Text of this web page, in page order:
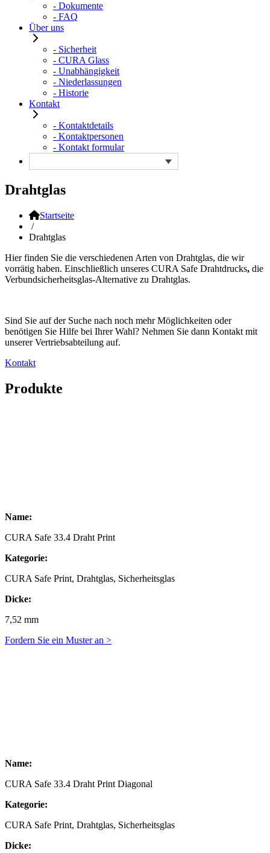
- Dokumente
- FAQ
Über uns
- Sicherheit
- CURA Glass
- Unabhängigkeit
- Niederlassungen
- Historie
Kontakt
- Kontaktdetails
- Kontaktpersonen
- Kontakt formular
Drahtglas
Startseite
/
Drahtglas
Hier finden Sie die verschiedenen Arten von Drahtglas, die wir
vorrätig haben. Einschließlich unseres CURA Safe Drahtdrucks, die
Verbundsicherheitsglas-Alternative zu Drahtglas.
Sind Sie auf der Suche nach noch mehr Möglichkeiten oder
benötigen Sie Hilfe bei Ihrer Wahl? Nehmen Sie dann Kontakt mit
unserer Vertriebsabteilung auf.
Kontakt
Produkte
Name:
CURA Safe 33.4 Draht Print
Kategorie:
CURA Safe Print, Drahtglas, Sicherheitsglas
Dicke:
7,52 mm
Fordern Sie ein Muster an >
Name:
CURA Safe 33.4 Draht Print Diagonal
Kategorie:
CURA Safe Print, Drahtglas, Sicherheitsglas
Dicke: